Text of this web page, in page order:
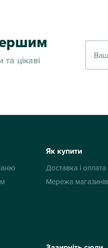
цікаві
Як купити
Доставка і оплата
Мережа магазинів